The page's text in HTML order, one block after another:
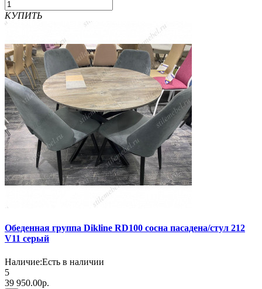
КУПИТЬ
Обеденная группа Dikline RD100 сосна пасадена/стул 212
V11 серый
Наличие:Есть в наличии
5
39 950.00р.